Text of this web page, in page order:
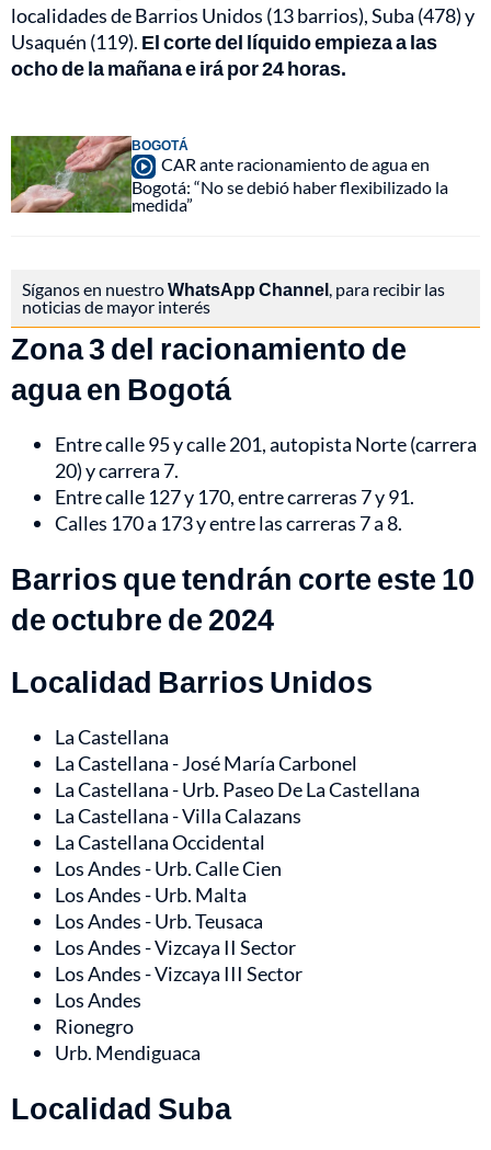
localidades de Barrios Unidos (13 barrios), Suba (478) y
Usaquén (119). El corte del líquido empieza a las
ocho de la mañana e irá por 24 horas.
BOGOTÁ
CAR ante racionamiento de agua en
Bogotá: “No se debió haber flexibilizado la
medida”
Síganos en nuestroWhatsApp Channel, para recibir las
noticias de mayor interés
Zona 3 del racionamiento de
agua en Bogotá
Entre calle 95 y calle 201, autopista Norte (carrera
20) y carrera 7.
Entre calle 127 y 170, entre carreras 7 y 91.
Calles 170 a 173 y entre las carreras 7 a 8.
Barrios que tendrán corte este 10
de octubre de 2024
Localidad Barrios Unidos
La Castellana
La Castellana - José María Carbonel
La Castellana - Urb. Paseo De La Castellana
La Castellana - Villa Calazans
La Castellana Occidental
Los Andes - Urb. Calle Cien
Los Andes - Urb. Malta
Los Andes - Urb. Teusaca
Los Andes - Vizcaya II Sector
Los Andes - Vizcaya III Sector
Los Andes
Rionegro
Urb. Mendiguaca
Localidad Suba